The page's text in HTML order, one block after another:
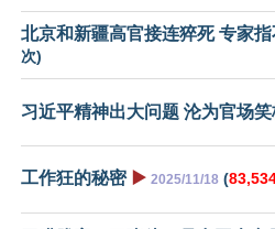
北京和新疆高官接连猝死 专家指
次)
习近平精神出大问题 沦为官场笑
工作狂的秘密 ▶️ 2025/11/18 (